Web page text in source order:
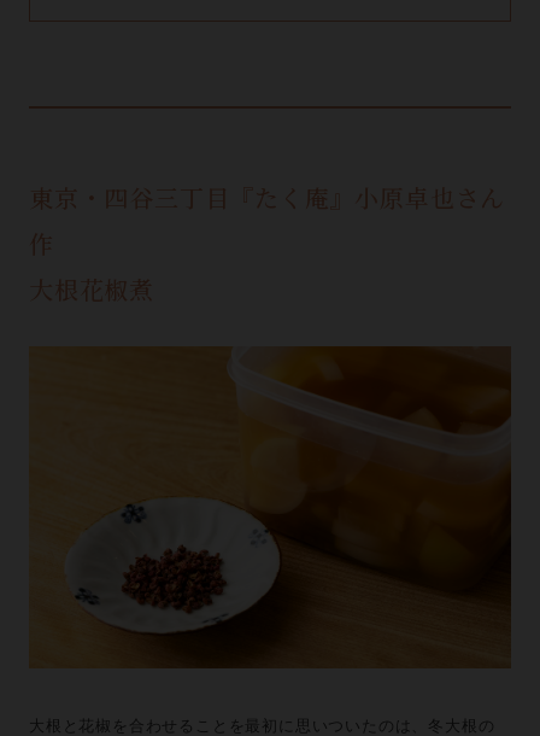
東京・四谷三丁目『たく庵』小原卓也さん
作
大根花椒煮
大根と花椒を合わせることを最初に思いついたのは、冬大根の